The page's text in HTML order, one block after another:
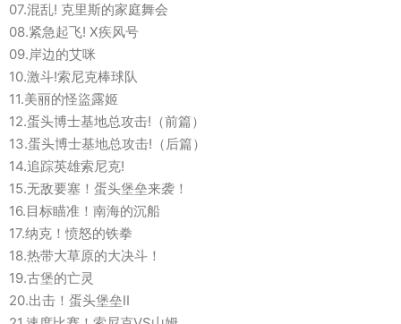
07.混乱! 克里斯的家庭舞会
08.紧急起飞! X疾风号
09.岸边的艾咪
10.激斗!索尼克棒球队
11.美丽的怪盜露姬
12.蛋头博士基地总攻击!（前篇）
13.蛋头博士基地总攻击!（后篇）
14.追踪英雄索尼克!
15.无敌要塞！蛋头堡垒来袭！
16.目标瞄准！南海的沉船
17.纳克！愤怒的铁拳
18.热带大草原的大决斗！
19.古堡的亡灵
20.出击！蛋头堡垒II